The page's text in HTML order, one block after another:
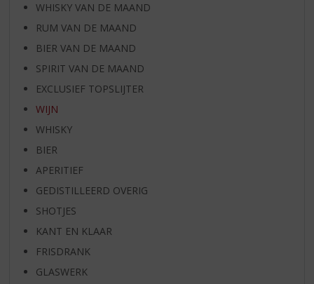
WHISKY VAN DE MAAND
RUM VAN DE MAAND
BIER VAN DE MAAND
SPIRIT VAN DE MAAND
EXCLUSIEF TOPSLIJTER
WIJN
WHISKY
BIER
APERITIEF
GEDISTILLEERD OVERIG
SHOTJES
KANT EN KLAAR
FRISDRANK
GLASWERK